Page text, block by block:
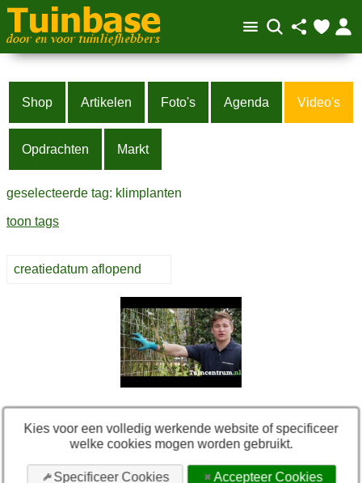
Shop Artikelen Foto's Agenda Video's
Opdrachten Markt
geselecteerde tag: klimplanten
toon tags
Handleiding voor het plaatsen van een gaaspaneel met
klimop.
Kies voor een volledig werkende website of specificeer
welke cookies mogen worden gebruikt.
Specificeer Cookies Accepteer Cookies